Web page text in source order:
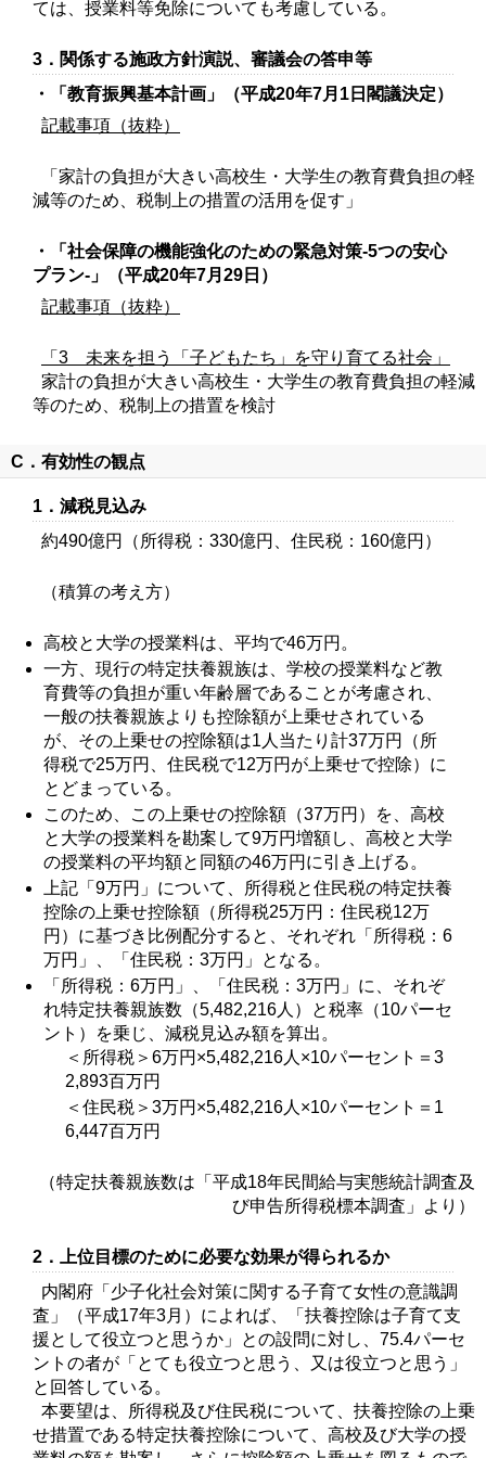
ては、授業料等免除についても考慮している。
3．関係する施政方針演説、審議会の答申等
・「教育振興基本計画」（平成20年7月1日閣議決定）
記載事項（抜粋）
「家計の負担が大きい高校生・大学生の教育費負担の軽
減等のため、税制上の措置の活用を促す」
・「社会保障の機能強化のための緊急対策‐5つの安心
プラン‐」（平成20年7月29日）
記載事項（抜粋）
「3 未来を担う「子どもたち」を守り育てる社会」
家計の負担が大きい高校生・大学生の教育費負担の軽減
等のため、税制上の措置を検討
C．有効性の観点
1．減税見込み
約490億円（所得税：330億円、住民税：160億円）
（積算の考え方）
高校と大学の授業料は、平均で46万円。
一方、現行の特定扶養親族は、学校の授業料など教
育費等の負担が重い年齢層であることが考慮され、
一般の扶養親族よりも控除額が上乗せされている
が、その上乗せの控除額は1人当たり計37万円（所
得税で25万円、住民税で12万円が上乗せで控除）に
とどまっている。
このため、この上乗せの控除額（37万円）を、高校
と大学の授業料を勘案して9万円増額し、高校と大学
の授業料の平均額と同額の46万円に引き上げる。
上記「9万円」について、所得税と住民税の特定扶養
控除の上乗せ控除額（所得税25万円：住民税12万
円）に基づき比例配分すると、それぞれ「所得税：6
万円」、「住民税：3万円」となる。
「所得税：6万円」、「住民税：3万円」に、それぞ
れ特定扶養親族数（5,482,216人）と税率（10パーセ
ント）を乗じ、減税見込み額を算出。
＜所得税＞6万円×5,482,216人×10パーセント＝3
2,893百万円
＜住民税＞3万円×5,482,216人×10パーセント＝1
6,447百万円
（特定扶養親族数は「平成18年民間給与実態統計調査及
び申告所得税標本調査」より）
2．上位目標のために必要な効果が得られるか
内閣府「少子化社会対策に関する子育て女性の意識調
査」（平成17年3月）によれば、「扶養控除は子育て支
援として役立つと思うか」との設問に対し、75.4パーセ
ントの者が「とても役立つと思う、又は役立つと思う」
と回答している。
本要望は、所得税及び住民税について、扶養控除の上乗
せ措置である特定扶養控除について、高校及び大学の授